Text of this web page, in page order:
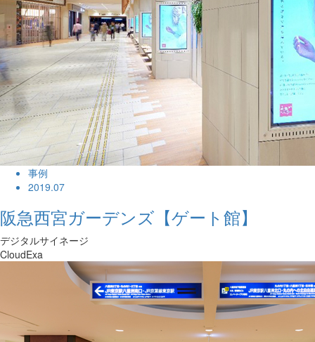
事例
2019.07
阪急西宮ガーデンズ【ゲート館】
デジタルサイネージ
CloudExa